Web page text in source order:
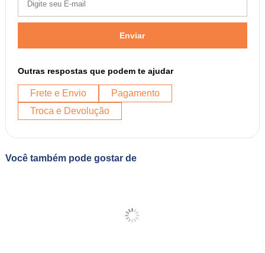
Enviar
Outras respostas que podem te ajudar
Frete e Envio
Pagamento
Troca e Devolução
Você também pode gostar de